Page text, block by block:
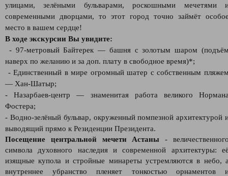
улицами, зелёными бульварами, роскошными мечетями
современными дворцами, то этот город точно займёт
место в вашем сердце!
В ходе экскурсии Вы увидите:
- 97-метровый Байтерек — башня с золотым шаром
наверх по желанию и за доп. плату в свободное время)*;
- Единственный в мире огромный шатер с собственным
— Хан-Шатыр;
- Назарбаев-центр — знаменитая работа великого
Фостера;
- Водно-зелёный бульвар, окруженный помпезной архитектурой
выводящий прямо к Резиденции Президента.
Посещение центральной мечети Астаны -
символа духовного наследия и современной архитектуры:
изящные купола и стройные минареты устремляются в небо,
внутреннее убранство пленяет тонкостью орнаментов